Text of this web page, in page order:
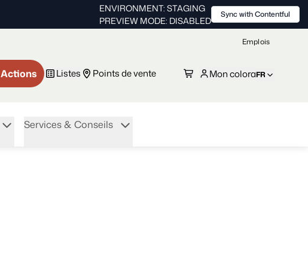
Emplois
Actions Listes Points de vente Mon coloraFR
Services & Conseils
ENVIRONMENT: STAGING
PREVIEW MODE: DISABLED
Sync with Contentful